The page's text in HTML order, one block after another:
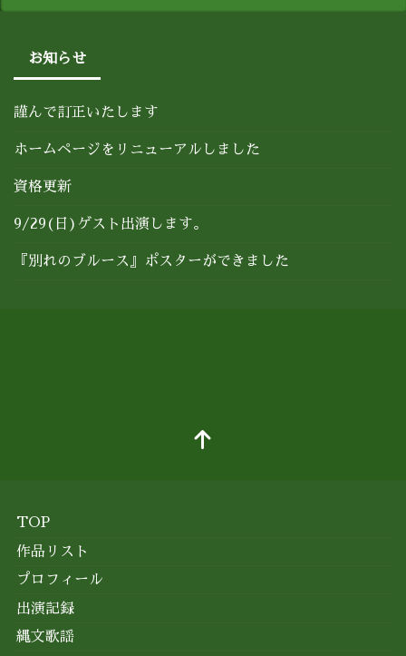
お知らせ
謹んで訂正いたします
ホームページをリニューアルしました
資格更新
9/29(日)ゲスト出演します。
『別れのブルース』ポスターができました
TOP
作品リスト
プロフィール
出演記録
縄文歌謡